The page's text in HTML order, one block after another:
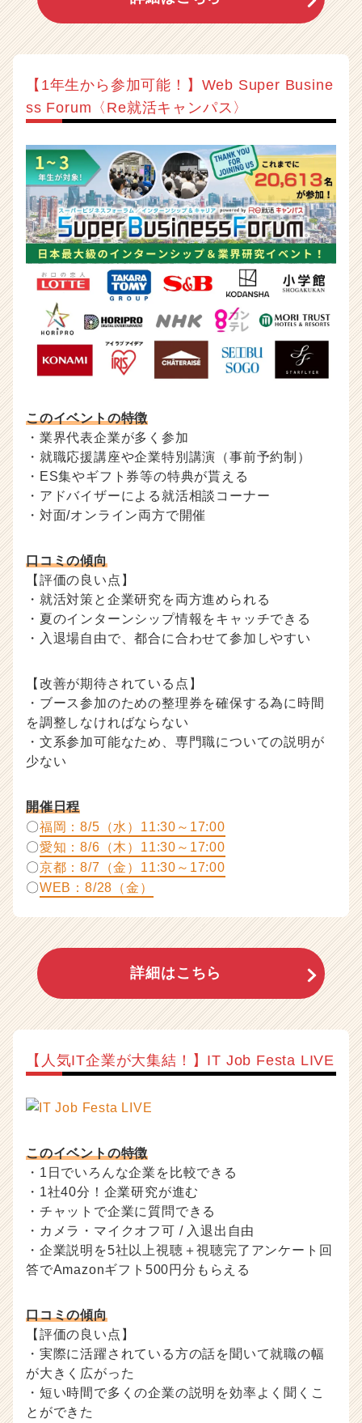
【1年生から参加可能！】Web Super Busine
ss Forum〈Re就活キャンパス〉
このイベントの特徴
・業界代表企業が多く参加
・就職応援講座や企業特別講演（事前予約制）
・ES集やギフト券等の特典が貰える
・アドバイザーによる就活相談コーナー
・対面/オンライン両方で開催
口コミの傾向
【評価の良い点】
・就活対策と企業研究を両方進められる
・夏のインターンシップ情報をキャッチできる
・入退場自由で、都合に合わせて参加しやすい
【改善が期待されている点】
・ブース参加のための整理券を確保する為に時間
を調整しなければならない
・文系参加可能なため、専門職についての説明が
少ない
開催日程
〇福岡：8/5（水）11:30～17:00
〇愛知：8/6（木）11:30～17:00
〇京都：8/7（金）11:30～17:00
〇WEB：8/28（金）
詳細はこちら
【人気IT企業が大集結！】IT Job Festa LIVE
このイベントの特徴
・1日でいろんな企業を比較できる
・1社40分！企業研究が進む
・チャットで企業に質問できる
・カメラ・マイクオフ可 / 入退出自由
・企業説明を5社以上視聴＋視聴完了アンケート回
答でAmazonギフト500円分もらえる
口コミの傾向
【評価の良い点】
・実際に活躍されている方の話を聞いて就職の幅
が大きく広がった
・短い時間で多くの企業の説明を効率よく聞くこ
とができた